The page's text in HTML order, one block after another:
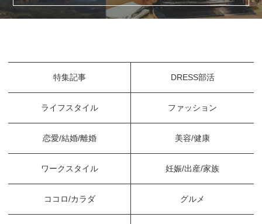
特集記事 DRESS部活
ライフスタイル ファッション
恋愛/結婚/離婚 美容/健康
ワークスタイル 妊娠/出産/家族
ココロ/カラダ グルメ